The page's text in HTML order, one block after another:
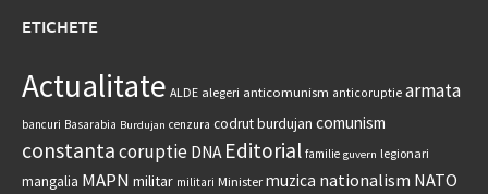
ETICHETE
Actualitate ALDE alegeri anticomunism anticoruptie armata
bancuri Basarabia Burdujan cenzura codrut burdujan comunism
constantacoruptie DNA Editorial familie guvern legionari
mangalia MAPN militar militari Minister muzica nationalism NATO